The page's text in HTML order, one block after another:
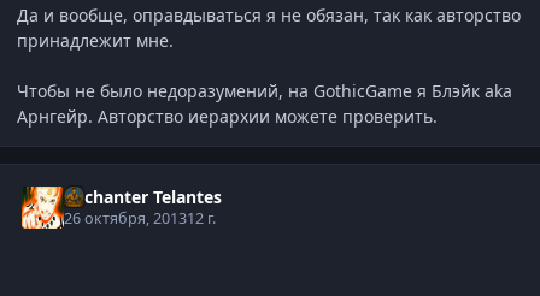
Да и вообще, оправдываться я не обязан, так как авторство
принадлежит мне.
Чтобы не было недоразумений, на GothicGame я Блэйк aka
Арнгейр. Авторство иерархии можете проверить.
Enchanter Telantes
26 октября, 201312 г.